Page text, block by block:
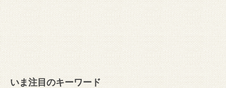
いま注目のキーワード